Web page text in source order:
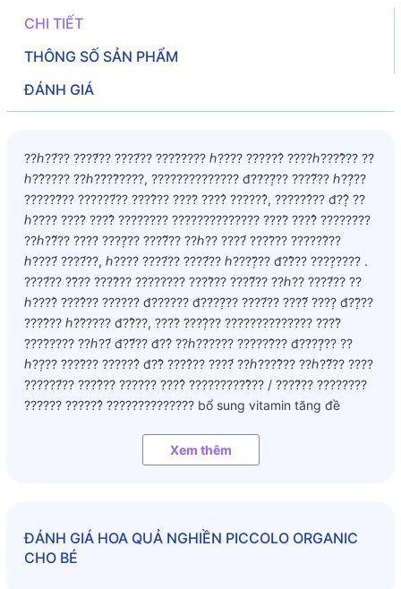
CHI TIẾT
THÔNG SỐ SẢN PHẨM
ĐÁNH GIÁ
??ℎ??́?? ????̛́?? ????́?? ????̀???? ℎ???? ??????̉ ????ℎ????̂̀?? ??
ℎ??̂???? ??ℎ??̛??̛̀????, ?????????????? đ??̛??̛̣?? ????̂́?? ℎ??̛̣??
??????̛̃?? ??????́?? ????̂?? ????̀ ????̉ ??????̉, ??????̉?? đ??̣̂ ??
ℎ???? ????̀ ????̂̉ ???????? ?????????????? ????̀ ????̂̉ ????????
??ℎ??̂́?? ????̛ ????̛̣?? ????̂́?? ??ℎ?? ????́ ????̀?? ??????̂??
ℎ????́ ????́??, ℎ???? ????́?? ????́?? ℎ????̣̆?? đ??̂̀?? ????̣???? .
????́?? ??̆?? ????̛̀?? ???????? ????̛̀?? ????̂́?? ??ℎ?? ????̛́?? ??
ℎ????̉ ????̉?? ?????? đ?????? đ??̛??̛̣?? ????́?? ????̂́ ????̣ đ??̣̆??
????̂?? ℎ??̀???? đ??̂̀??, ????̀ ????̣̂?? ?????????????? ????̀
????̀???? ??ℎ??́ đ??̆́?? đ??̉ ??ℎ??̛???? ??????̂?? đ??̛??̛̣?? ??
ℎ??̣?? ????̀?? ??????̉ đ??̂̀ ????̉?? ????́ ??ℎ????̂̀?? ??ℎ??̂́?? ????
??????́?? ????̂?? ?????? ????̉ ??????????̂̀?? / ????̛̃?? ????????
?????? ??????̉ ?????????????? bổ sung vitamin tăng đề
khích cho con ăn dặm từ tháng thứ 4. Nếu sớm quá ko tốt
cho hệ tiêu hoá, muộn quá thì ko đủ vi chất cần thiết cho sự
????̣̂?? ?????????? ??????̛̃???? ??????̛??̛???? ??????̣̂?? ??̆??
????̣̆?? ????̉?? ???? ???? đ??̛??̛̣?? ????????̂̀?? ????̣ & ????́
Xem thêm
ĐÁNH GIÁ HOA QUẢ NGHIỀN PICCOLO ORGANIC
CHO BÉ